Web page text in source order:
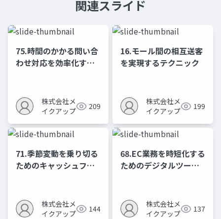
関連スライド
75.時間のかかる問い合
わせ対応を効率化する5
株式会社メ
イクアップ
209
16.モール間の相互送客
を実現するテクニック
株式会社メ
イクアップ
199
71.季節変動を乗り切る
ためのキャッシュフロ
株式会社メ
イクアップ
144
68.EC業務を時短化する
ためのデジタルツール
株式会社メ
イクアップ
137